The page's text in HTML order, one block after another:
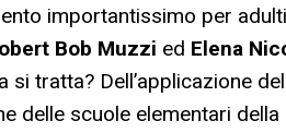
importantissimo per
Bob Muzzi ed Elena
si tratta? Dell’applicazione
delle scuole elementari della